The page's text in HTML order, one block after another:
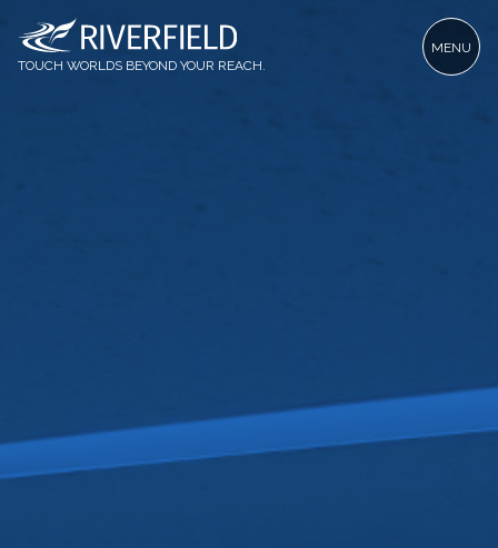
TOUCH WORLDS BEYOND YOUR REACH.
MENU